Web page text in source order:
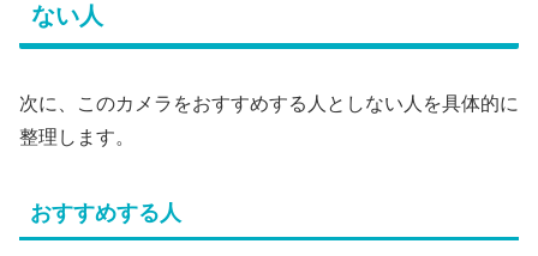
ない人
次に、このカメラをおすすめする人としない人を具体的に
整理します。
おすすめする人